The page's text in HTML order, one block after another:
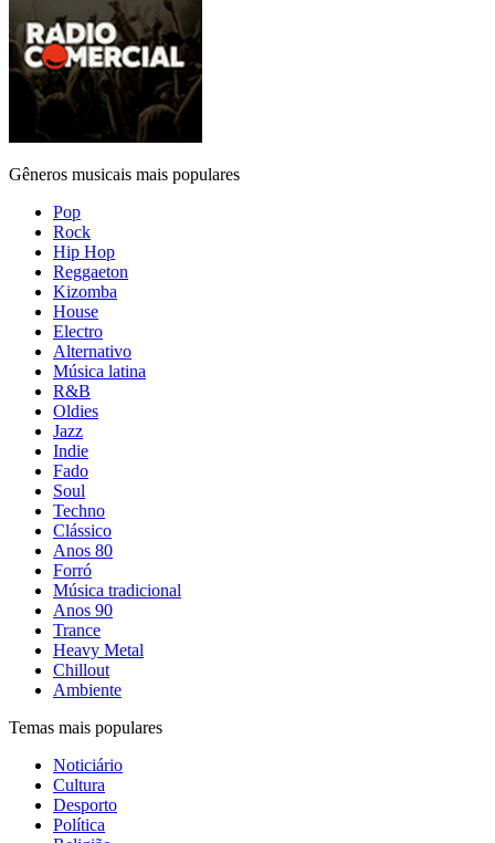
Gêneros musicais mais populares
Pop
Rock
Hip Hop
Reggaeton
Kizomba
House
Electro
Alternativo
Música latina
R&B
Oldies
Jazz
Indie
Fado
Soul
Techno
Clássico
Anos 80
Forró
Música tradicional
Anos 90
Trance
Heavy Metal
Chillout
Ambiente
Temas mais populares
Noticiário
Cultura
Desporto
Política